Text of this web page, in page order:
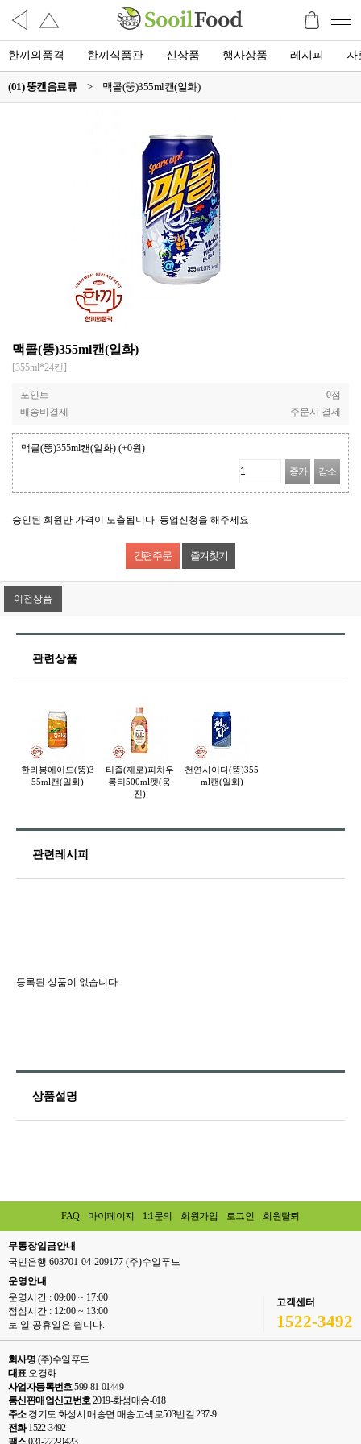
한끼의품격 한끼식품관 신상품 행사상품 레시피 자
(01) 뚱캔음료류 > 맥콜(뚱)355ml캔(일화)
맥콜(뚱)355ml캔(일화)
[355ml*24캔]
포인트
0점
배송비결제
주문시 결제
맥콜(뚱)355ml캔(일화) (+0원)
증가 감소
승인된 회원만 가격이 노출됩니다. 등업신청을 해주세요
즐겨찾기
이전상품
관련상품
한라봉에이드(뚱)3
55ml캔(일화)
티즐(제로)피치우
롱티500ml펫(웅
진)
천연사이다(뚱)355
ml캔(일화)
관련레시피
등록된 상품이 없습니다.
상품설명
FAQ 마이페이지 1:1문의 회원가입 로그인 회원탈퇴
무통장입금안내
국민은행 603701-04-209177 (주)수일푸드
운영안내
운영시간 : 09:00 ~ 17:00
점심시간 : 12:00 ~ 13:00
토.일.공휴일은 쉽니다.
고객센터
1522-3492
회사명 (주)수일푸드
대표오경화
사업자등록번호599-81-01449
통신판매업신고번호2019-화성매송-018
주소경기도 화성시 매송면 매송고색로503번길 237-9
전화1522-3492
팩스031-222-9423